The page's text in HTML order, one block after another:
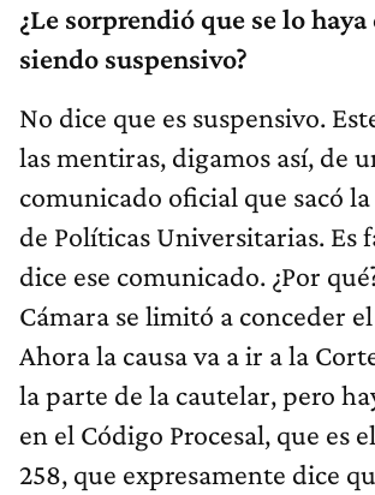
¿Le sorprendió que se lo
siendo suspensivo?
No dice que es suspensivo.
las mentiras, digamos así, de
comunicado oficial que sacó
de Políticas Universitarias. Es
dice ese comunicado. ¿Por
Cámara se limitó a conceder
Ahora la causa va a ir a la
la parte de la cautelar, pero
en el Código Procesal, que es
258, que expresamente dice